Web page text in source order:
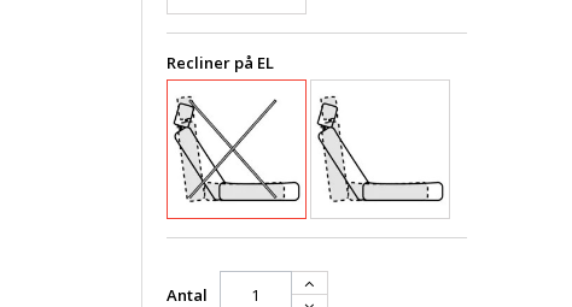
Recliner på EL
Antal